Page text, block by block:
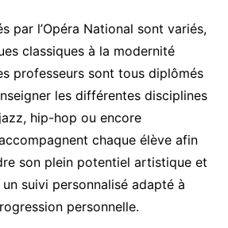
par l’Opéra National sont variés,
classiques à la modernité
professeurs sont tous diplômés
les différentes disciplines
hip-hop ou encore
chaque élève afin
son plein potentiel artistique et
suivi personnalisé adapté à
personnelle.